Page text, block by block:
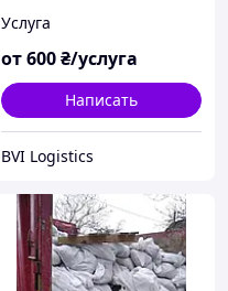
Услуга
от600₴/услуга
Написать
BVI Logistics